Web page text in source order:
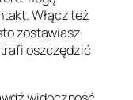
Włącz też
zostawiasz
oszczędzić